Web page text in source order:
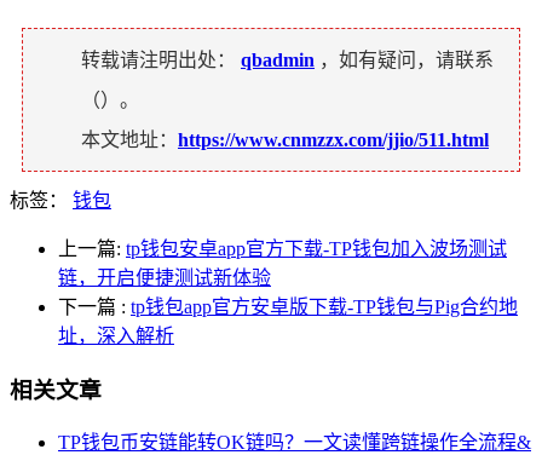
转载请注明出处： qbadmin ，如有疑问，请联系
（）。
本文地址： https://www.cnmzzx.com/jjio/511.html
标签： 钱包
上一篇: tp钱包安卓app官方下载-TP钱包加入波场测试
链，开启便捷测试新体验
下一篇 : tp钱包app官方安卓版下载-TP钱包与Pig合约地
址，深入解析
相关文章
TP钱包币安链能转OK链吗？一文读懂跨链操作全流程&